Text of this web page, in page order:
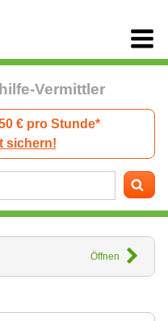
Vermittler
€ pro Stunde*
sichern!
Öffnen